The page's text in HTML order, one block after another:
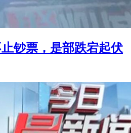
钞票，是部跌宕起伏